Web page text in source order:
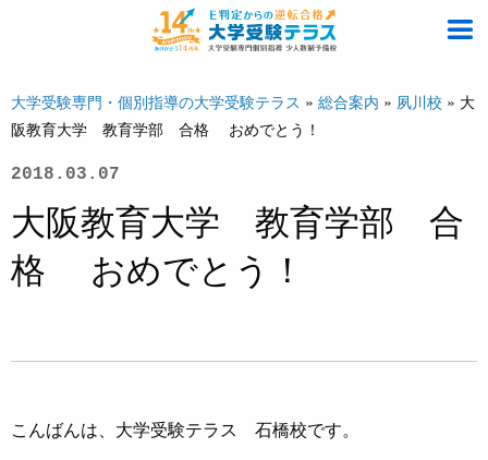
大学受験専門・個別指導の大学受験テラス » 総合案内 » 夙川校 » 大
阪教育大学 教育学部 合格 おめでとう！
2018.03.07
大阪教育大学 教育学部 合
格 おめでとう！
こんばんは、大学受験テラス 石橋校です。